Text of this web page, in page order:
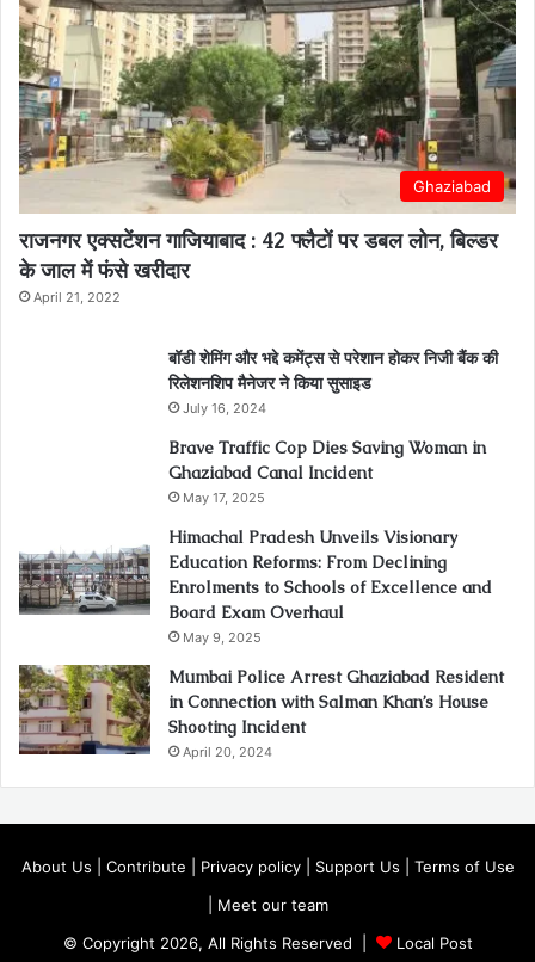
Ghaziabad
राजनगर एक्सटेंशन गाजियाबाद : 42 फ्लैटों पर डबल लोन, बिल्डर
के जाल में फंसे खरीदार
April 21, 2022
बॉडी शेमिंग और भद्दे कमेंट्स से परेशान होकर निजी बैंक की
रिलेशनशिप मैनेजर ने किया सुसाइड
July 16, 2024
Brave Traffic Cop Dies Saving Woman in
Ghaziabad Canal Incident
May 17, 2025
Himachal Pradesh Unveils Visionary
Education Reforms: From Declining
Enrolments to Schools of Excellence and
Board Exam Overhaul
May 9, 2025
Mumbai Police Arrest Ghaziabad Resident
in Connection with Salman Khan’s House
Shooting Incident
April 20, 2024
About Us Contribute Privacy policy| Support Us
Terms of Use
Meet our team
© Copyright 2026, All Rights Reserved |
Local Post